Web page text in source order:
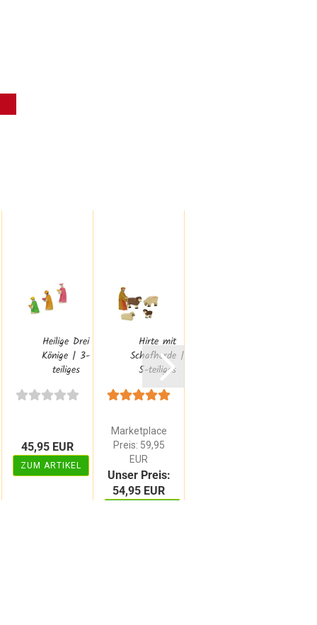
Heilige Drei
Könige | 3-
teiliges
45,95 EUR
ZUM ARTIKEL
Hirte mit
Schafherde |
5-teiliges
Krippenfiguren...
Marketplace
Preis: 59,95
EUR
Unser Preis:
54,95 EUR